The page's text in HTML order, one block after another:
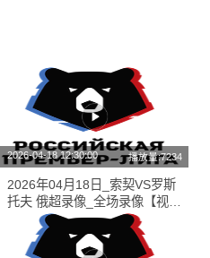
2026-04-18 12:30:00 播放量:7234
2026年04月18日_索契VS罗斯
托夫 俄超录像_全场录像【视频
集锦】